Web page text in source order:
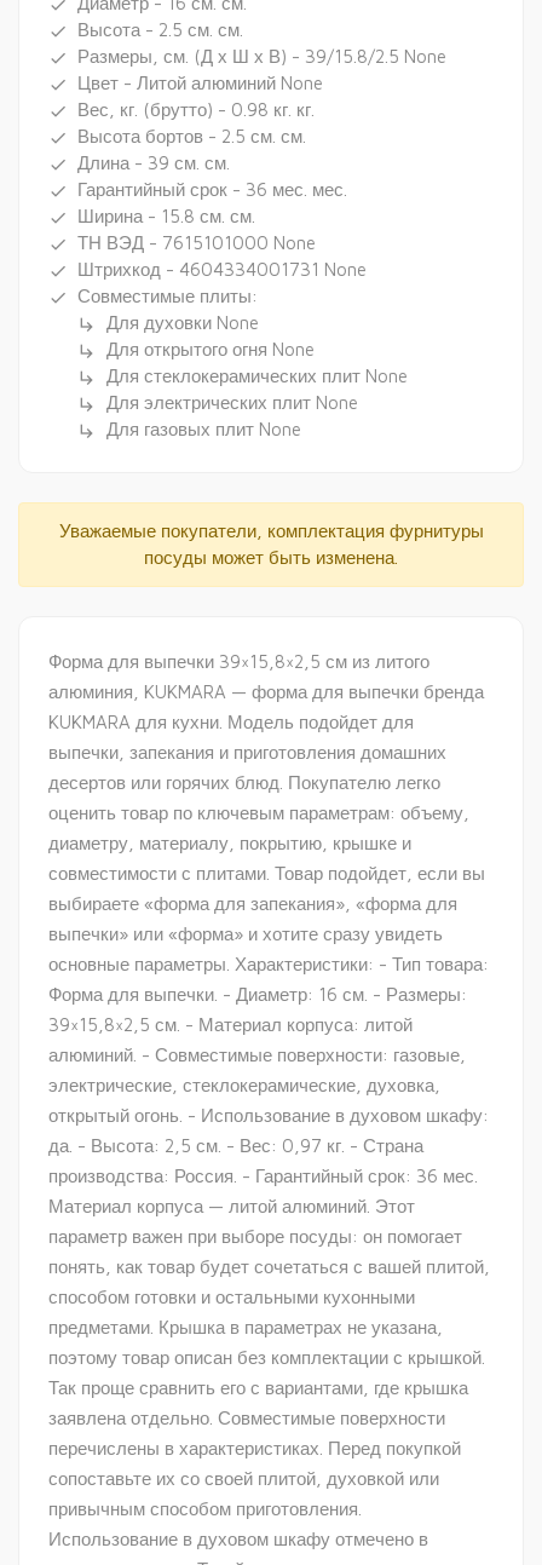
done
done Высота - 2.5 см. см.
done Размеры, см. (Д х Ш х В) - 39/15.8/2.5 None
done Цвет - Литой алюминий None
done Вес, кг. (брутто) - 0.98 кг. кг.
done Высота бортов - 2.5 см. см.
done Длина - 39 см. см.
done Гарантийный срок - 36 мес. мес.
done Ширина - 15.8 см. см.
done ТН ВЭД - 7615101000 None
done Штрихкод - 4604334001731 None
done Совместимые плиты:
subdirectory_arrow_right Для духовки None
subdirectory_arrow_right Для открытого огня None
subdirectory_arrow_right Для стеклокерамических плит None
subdirectory_arrow_right Для электрических плит None
subdirectory_arrow_right Для газовых плит None
Уважаемые покупатели, комплектация фурнитуры
посуды может быть изменена.
Форма для выпечки 39×15,8×2,5 см из литого
алюминия, KUKMARA — форма для выпечки бренда
KUKMARA для кухни. Модель подойдет для
выпечки, запекания и приготовления домашних
десертов или горячих блюд. Покупателю легко
оценить товар по ключевым параметрам: объему,
диаметру, материалу, покрытию, крышке и
совместимости с плитами. Товар подойдет, если вы
выбираете «форма для запекания», «форма для
выпечки» или «форма» и хотите сразу увидеть
основные параметры. Характеристики: - Тип товара:
Форма для выпечки. - Диаметр: 16 см. - Размеры:
39×15,8×2,5 см. - Материал корпуса: литой
алюминий. - Совместимые поверхности: газовые,
электрические, стеклокерамические, духовка,
открытый огонь. - Использование в духовом шкафу:
да. - Высота: 2,5 см. - Вес: 0,97 кг. - Страна
производства: Россия. - Гарантийный срок: 36 мес.
Материал корпуса — литой алюминий. Этот
параметр важен при выборе посуды: он помогает
понять, как товар будет сочетаться с вашей плитой,
способом готовки и остальными кухонными
предметами. Крышка в параметрах не указана,
поэтому товар описан без комплектации с крышкой.
Так проще сравнить его с вариантами, где крышка
заявлена отдельно. Совместимые поверхности
перечислены в характеристиках. Перед покупкой
сопоставьте их со своей плитой, духовкой или
привычным способом приготовления.
Использование в духовом шкафу отмечено в